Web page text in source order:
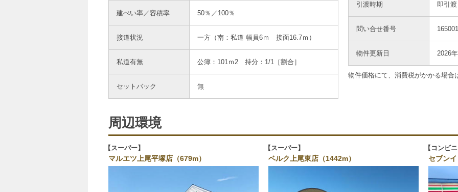
建ぺい率／容積率 50％／100％
接道状況 一方（南：私道 幅員6ｍ 接面16.7ｍ）
私道有無 公簿：101ｍ2 持分：1/1［割合］
セットバック 無
引渡時期 即引
問い合せ番号
物件更新日 2026
物件価格にて、消費税がかかる場
周辺環境
スーパー
マルエツ上尾平塚店（679m）
スーパー
ベルク上尾東店（1442m）
コンビニ
セブン